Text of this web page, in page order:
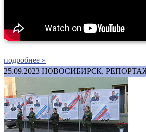
подробнее »
25.09.2023 НОВОСИБИРСК.